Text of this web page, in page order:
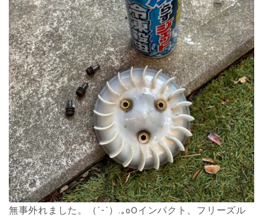
無事外れました。（´-`）.｡oOインパクト、フリーズル